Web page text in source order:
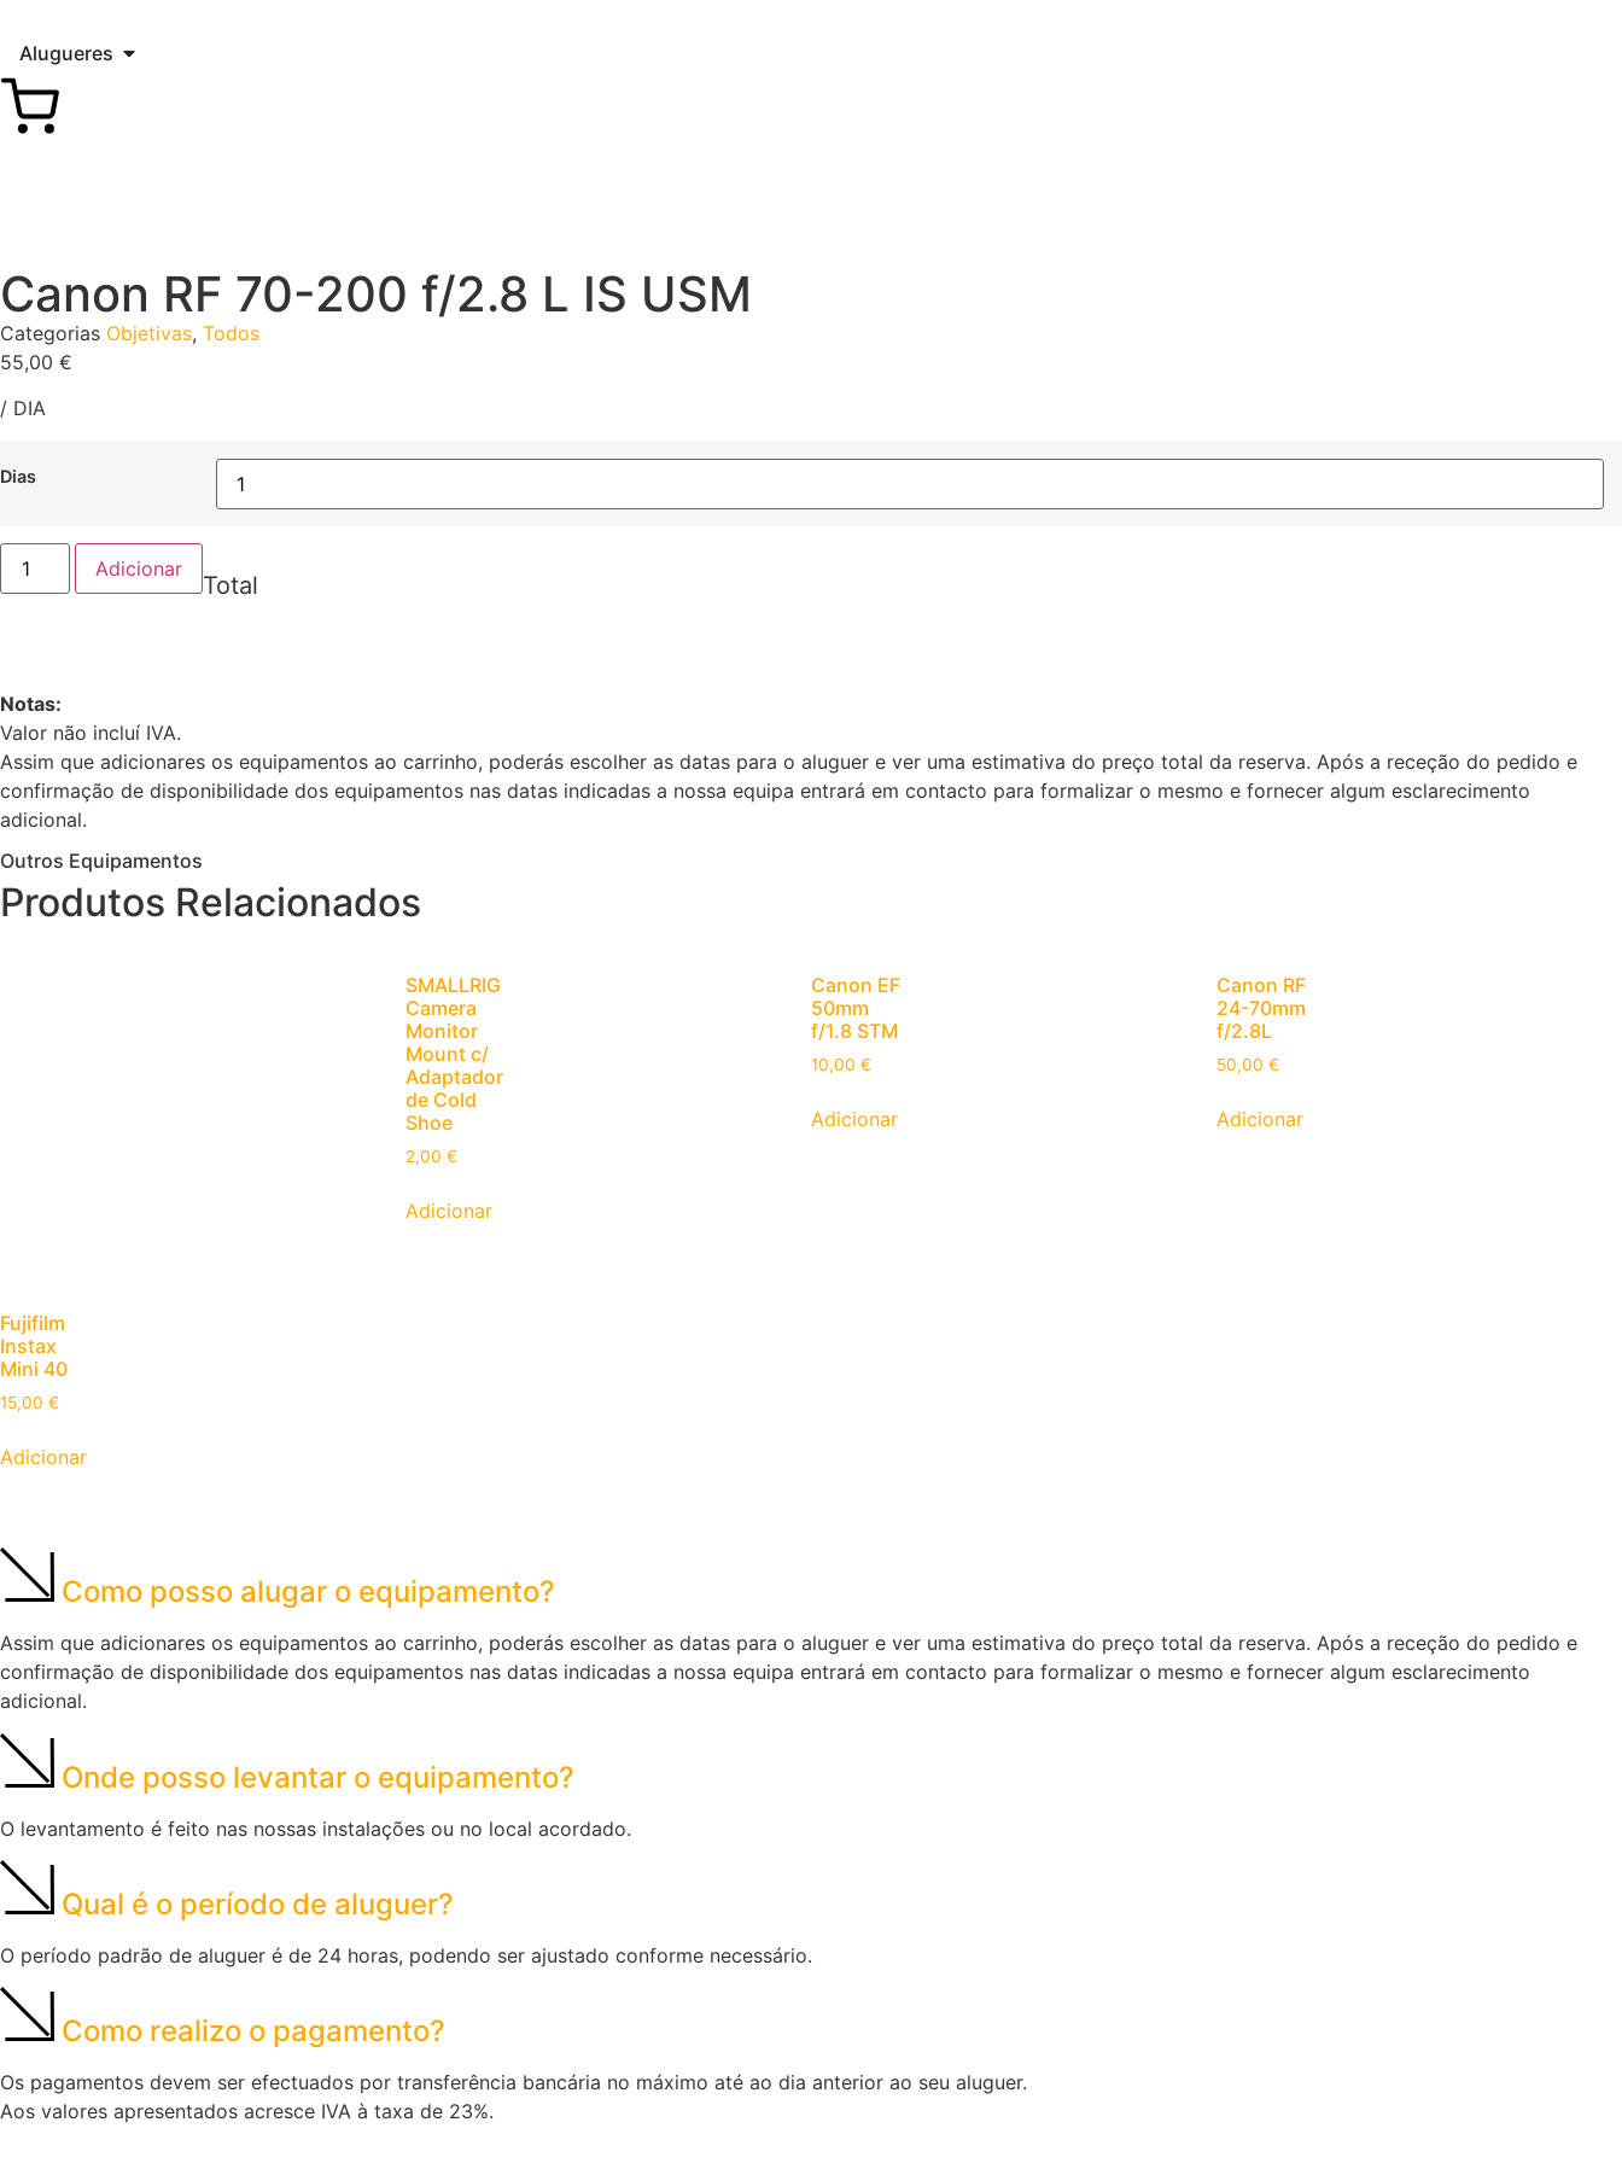
Alugueres
Canon RF 70-200 f/2.8 L IS USM
Categorias Objetivas, Todos
55,00 €
/ DIA
Dias
Adicionar
Total
Notas:
Valor não incluí IVA.
Assim que adicionares os equipamentos ao carrinho, poderás escolher as datas para o aluguer e ver uma estimativa do preço total da reserva. Após a receção do pedido e
confirmação de disponibilidade dos equipamentos nas datas indicadas a nossa equipa entrará em contacto para formalizar o mesmo e fornecer algum esclarecimento
adicional.
Outros Equipamentos
Produtos Relacionados
SMALLRIG
Camera
Monitor
Mount c/
Adaptador
de Cold
Shoe
2,00 €
Adicionar
Canon EF
50mm
f/1.8 STM
10,00 €
Adicionar
Canon RF
24-70mm
f/2.8L
50,00 €
Adicionar
Fujifilm
Instax
Mini 40
15,00 €
Adicionar
Como posso alugar o equipamento?
Assim que adicionares os equipamentos ao carrinho, poderás escolher as datas para o aluguer e ver uma estimativa do preço total da reserva. Após a receção do pedido e
confirmação de disponibilidade dos equipamentos nas datas indicadas a nossa equipa entrará em contacto para formalizar o mesmo e fornecer algum esclarecimento
adicional.
Onde posso levantar o equipamento?
O levantamento é feito nas nossas instalações ou no local acordado.
Qual é o período de aluguer?
O período padrão de aluguer é de 24 horas, podendo ser ajustado conforme necessário.
Como realizo o pagamento?
Os pagamentos devem ser efectuados por transferência bancária no máximo até ao dia anterior ao seu aluguer.
Aos valores apresentados acresce IVA à taxa de 23%.